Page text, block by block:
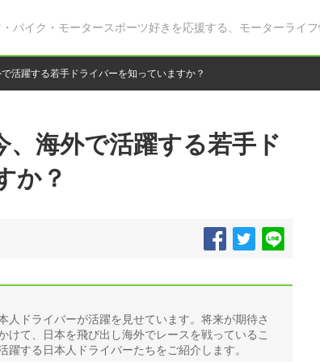
バイク・モータースポーツ好きを応援する、モーターライフ
活躍する若手ドライバーを知っていますか？
海外で活躍する若手ド
か？
ドライバーが活躍を見せています。将来が期待さ
て、日本を飛び出し海外でレースを戦っているこ
する日本人ドライバーたちをご紹介します。